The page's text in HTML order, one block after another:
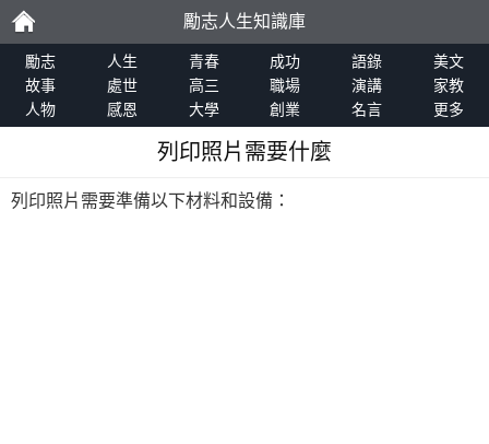
勵
志
勵志人生知識庫
勵志 人生 青春 成功 語錄
美文
故事
處世 高三 職場 演講
家教
人物
感恩 大學 創業 名言 更多
列印照片需要什麼
列印照片需要準備以下材料和設備：